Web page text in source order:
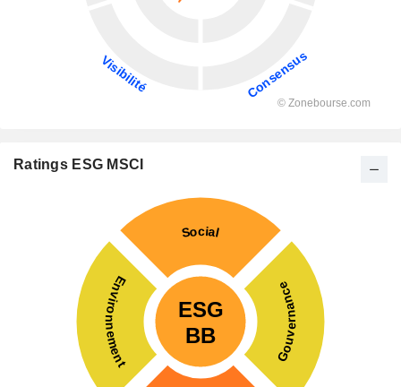
Ratings ESG MSCI